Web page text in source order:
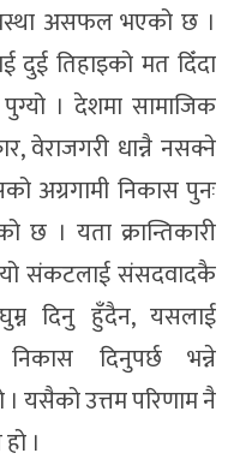
असफल भएको छ ।
दुई तिहाइको मत दिँदा
। देशमा सामाजिक
वेराजगरी धान्नै नसक्ने
अग्रगामी निकास पुनः
छ । यता क्रान्तिकारी
यो संकटलाई संसदवादकै
घुम्न दिनु हुँदैन, यसलाई
निकास दिनुपर्छ भन्ने
। यसैको उत्तम परिणाम नै
।